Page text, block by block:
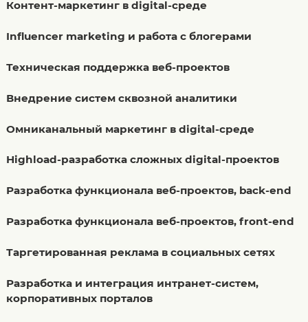
Контент-маркетинг в digital-среде
Influencer marketing и работа с блогерами
Техническая поддержка веб-проектов
Внедрение систем сквозной аналитики
Омниканальный маркетинг в digital-среде
Highload-разработка сложных digital-проектов
Разработка функционала веб-проектов, back-end
Разработка функционала веб-проектов, front-end
Таргетированная реклама в социальных сетях
Разработка и интеграция интранет-систем,
корпоративных порталов